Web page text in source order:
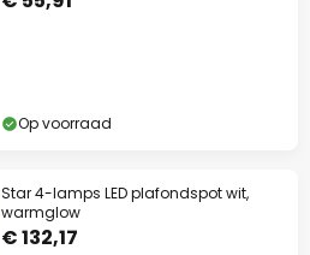
Op voorraad
Star 4-lamps LED plafondspot wit,
warmglow
€ 132,17